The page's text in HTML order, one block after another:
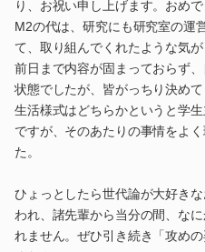
り、お祝い申し上げます。おめで
M2の代は、研究にも研究室の運
て、取り組んでくれたような気
前日まで内容が固まっておらず
状態でしたが、皆がっちり決め
生活様式はどちらかというと学
ですが、そのあたりの事情をよ
た。
ひょっとしたら世代論が大好き
われ、諸先輩から当分の間、な
れません。ぜひ引き続き「攻め